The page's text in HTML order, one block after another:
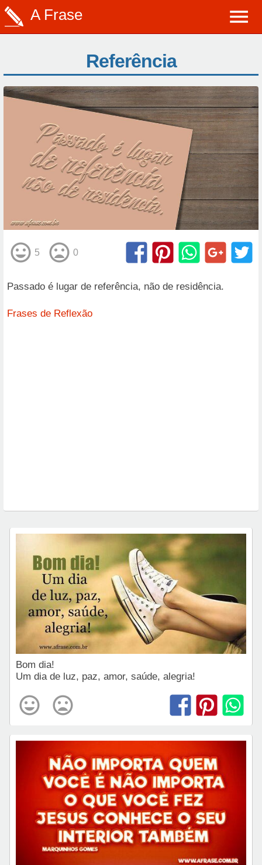
A Frase
Referência
5 0
Passado é lugar de referência, não de residência.
Frases de Reflexão
Bom dia!
Um dia de luz, paz, amor, saúde, alegria!